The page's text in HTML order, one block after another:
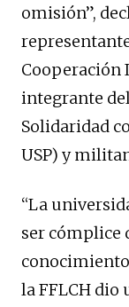
omisión”,
Cooperación
integrante
Solidaridad
USP) y
“La
ser cómplice
la FFLCH dio